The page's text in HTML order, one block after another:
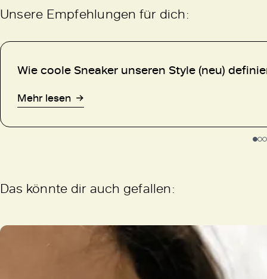
Unsere Empfehlungen für dich:
Wie coole Sneaker unseren Style (neu)
Mehr lesen
Das könnte dir auch gefallen: